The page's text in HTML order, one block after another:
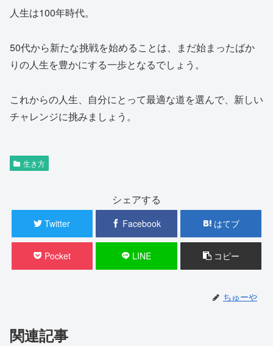
人生は100年時代。
50代から新たな挑戦を始めることは、まだ始まったばか
りの人生を豊かにする一歩となるでしょう。
これからの人生、自分にとって最適な道を選んで、新しい
チャレンジに挑みましょう。
生き方
シェアする
Twitter Facebook はてブ
Pocket LINE コピー
ちゅーや
関連記事